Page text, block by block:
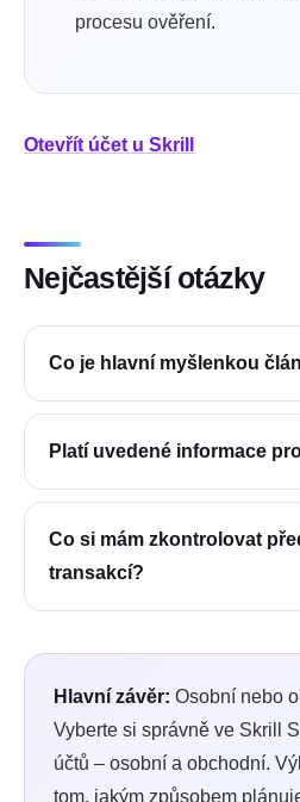
procesu ověření.
Otevřít účet u Skrill
Nejčastější otázky
Co je hlavní myšlenkou
Platí uvedené informace
Co si mám zkontrolovat
transakcí?
Hlavní závěr: Osobní nebo
Vyberte si správně ve Skrill
účtů – osobní a obchodní.
tom, jakým způsobem